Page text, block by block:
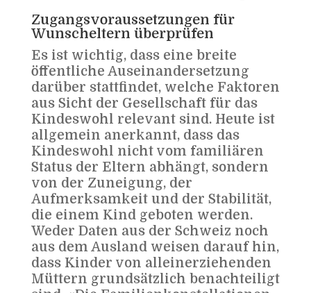
Zugangsvoraussetzungen für
Wunscheltern überprüfen
Es ist wichtig, dass eine breite
öffentliche Auseinandersetzung
darüber stattfindet, welche Faktoren
aus Sicht der Gesellschaft für das
Kindeswohl relevant sind. Heute ist
allgemein anerkannt, dass das
Kindeswohl nicht vom familiären
Status der Eltern abhängt, sondern
von der Zuneigung, der
Aufmerksamkeit und der Stabilität,
die einem Kind geboten werden.
Weder Daten aus der Schweiz noch
aus dem Ausland weisen darauf hin,
dass Kinder von alleinerziehenden
Müttern grundsätzlich benachteiligt